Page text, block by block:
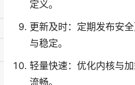
定义。
更新及时：定期发布安
与稳定。
轻量快速：优化内核与
流畅。